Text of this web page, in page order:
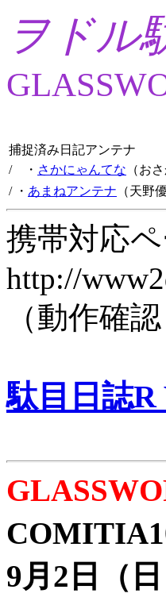
ヲドル
捕捉済み日記アンテナ
/ ・ さかにゃんてな （お
/ ・ あまねアンテナ （天野
携帯対応
http://
（動作確
駄目日誌R
9月2日（